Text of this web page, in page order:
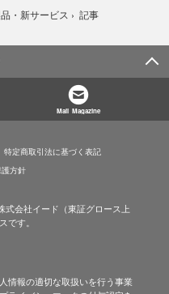
・新サービス › 記事
Mail Magazine
特定商取引法に基づく表記
方針
式会社イード（東証グロース上
です。
情報の適切な取扱いを行う事業